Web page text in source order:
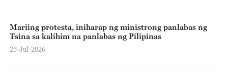
Mariing protesta, iniharap ng ministrong panlabas ng
Tsina sa kalihim na panlabas ng Pilipinas
23-Jul-2026